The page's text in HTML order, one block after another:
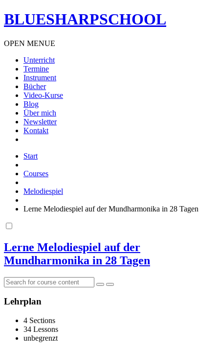
BLUESHARPSCHOOL
OPEN MENUE
Unterricht
Termine
Instrument
Bücher
Video-Kurse
Blog
Über mich
Newsletter
Kontakt
Start
Courses
Melodiespiel
Lerne Melodiespiel auf der Mundharmonika in 28 Tagen
Lerne Melodiespiel auf der
Mundharmonika in 28 Tagen
Lehrplan
4 Sections
34 Lessons
unbegrenzt